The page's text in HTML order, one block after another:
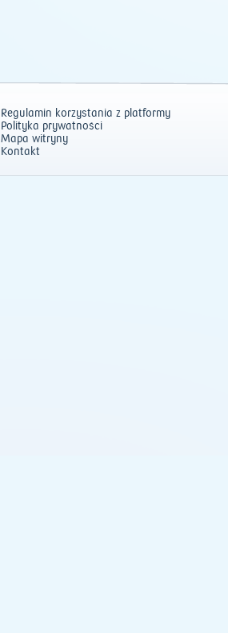
Regulamin korzystania z platformy
Polityka prywatności
Mapa witryny
Kontakt